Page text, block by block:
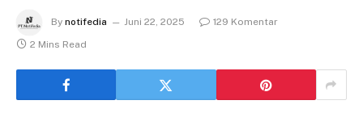
By notifedia Juni 22, 2025
129 Komentar
2 Mins Read